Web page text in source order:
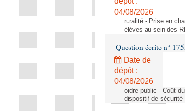
04/08/2026
ruralité - Prise en
élèves au sein des
Question écrite n°
Date de
dépôt :
04/08/2026
ordre public - Coût
dispositif de sécurité